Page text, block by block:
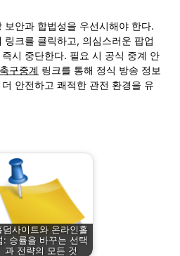
보안과 합법성을 우선시해야 한다.
크를 클릭하고, 의심스러운 팝업
시 중단한다. 필요 시 공식 중계 안
구중계 링크를 통해 정식 방송 정보
안전하고 쾌적한 관전 환경을 유
덤사이트와 온라인홀
: 승률을 바꾸는 선택
과 전략의 모든 것